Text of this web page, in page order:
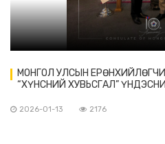
МОНГОЛ УЛСЫН
“ХҮНСНИЙ ХУВЬСГАЛ”
ФАРМ” ТӨСЛИЙН
2026-01-13 2176